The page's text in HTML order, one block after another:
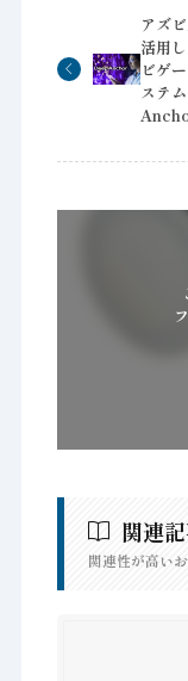
アズ
活用
ビゲ
ステ
関連
関連性が高い